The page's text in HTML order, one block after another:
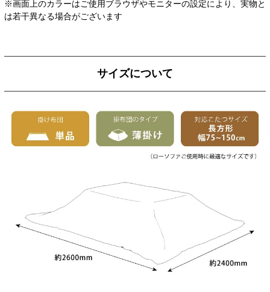
※画面上のカラーはご使用ブラウザやモニターの設定により、実物と
は若干異なる場合がございます
サイズについて